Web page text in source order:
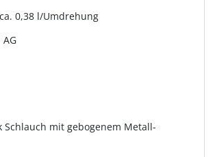
0,38 l/Umdrehung
AG
Schlauch mit gebogenem Metall-